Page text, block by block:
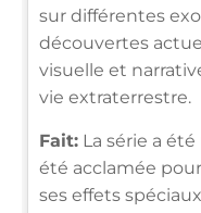
sur différentes
découvertes
visuelle et
vie extraterrestre.
Fait: La série a
été acclamée
ses effets